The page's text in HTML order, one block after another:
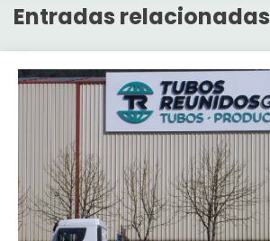
Entradas relacionadas